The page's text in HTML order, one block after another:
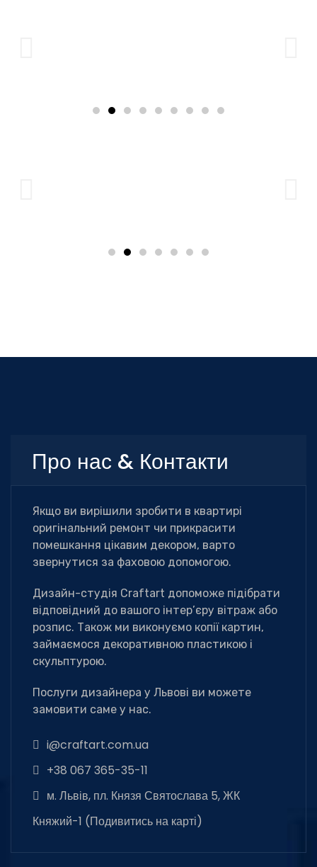
Про нас & Контакти
Якщо ви вирішили зробити в квартирі
оригінальний ремонт чи прикрасити
помешкання цікавим декором, варто
звернутися за фаховою допомогою.
Дизайн-студія Сraftart допоможе підібрати
відповідний до вашого інтер’єру вітраж або
розпис. Також ми виконуємо копії картин,
займаємося декоративною пластикою і
скульптурою.
Послуги дизайнера у Львові ви можете
замовити саме у нас.
i@craftart.com.ua
+38 067 365-35-11
м. Львів, пл. Князя Святослава 5, ЖК
Княжий-1 (Подивитись на карті)